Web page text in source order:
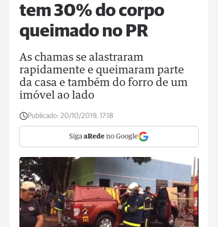
tem 30% do corpo
queimado no PR
As chamas se alastraram
rapidamente e queimaram parte
da casa e também do forro de um
imóvel ao lado
Publicado: 20/10/2019, 17:18
Siga aRede no Google